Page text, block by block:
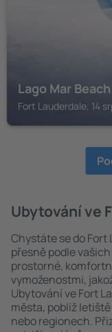
Lago Mar
Fort Lauderdale, 14
Ubytování ve
Chystáte se do
přesně podle
prostorné,
vymoženostmi,
Ubytování ve Fort
města, poblíž
nebo regionech.